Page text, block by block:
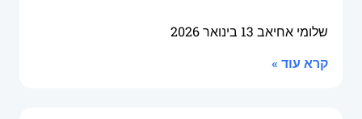
שלומי אחיאב 13 בינואר 2026
קרא עוד »